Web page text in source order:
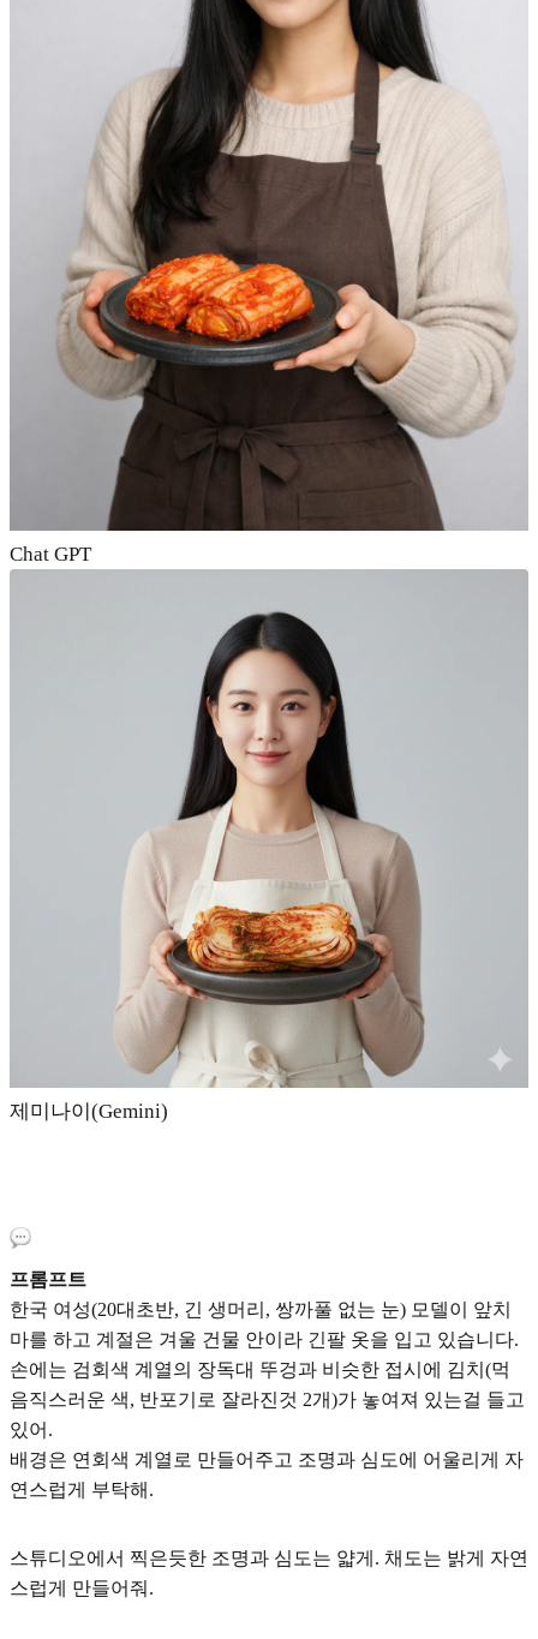
Chat GPT
제미나이(Gemini)
프롬프트
한국 여성(20대초반, 긴 생머리, 쌍까풀 없는 눈) 모델이 앞치
마를 하고 계절은 겨울 건물 안이라 긴팔 옷을 입고 있습니다.
손에는 검회색 계열의 장독대 뚜겅과 비슷한 접시에 김치(먹
음직스러운 색, 반포기로 잘라진것 2개)가 놓여져 있는걸 들고
있어.
배경은 연회색 계열로 만들어주고 조명과 심도에 어울리게 자
연스럽게 부탁해.
스튜디오에서 찍은듯한 조명과 심도는 얇게. 채도는 밝게 자연
스럽게 만들어줘.